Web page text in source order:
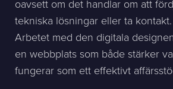
oavsett om det handlar om att
tekniska lösningar eller ta kontakt.
Arbetet med den digitala
en webbplats som både stärker
fungerar som ett effektivt